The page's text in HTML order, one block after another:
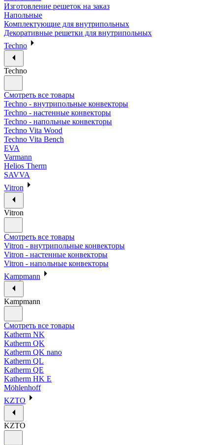
Изготовление решеток на заказ
Напольные
Комплектующие для внутрипольных
Декоративные решетки для внутрипольных
Techno
Techno
Смотреть все товары
Techno - внутрипольные конвекторы
Techno - настенные конвекторы
Techno - напольные конвекторы
Techno Vita Wood
Techno Vita Bench
EVA
Varmann
Helios Therm
SAVVA
Vitron
Vitron
Смотреть все товары
Vitron - внутрипольные конвекторы
Vitron - настенные конвекторы
Vitron - напольные конвекторы
Kampmann
Kampmann
Смотреть все товары
Katherm NK
Katherm QK
Katherm QK nano
Katherm QL
Katherm QE
Katherm HK E
Möhlenhoff
KZTO
KZTO